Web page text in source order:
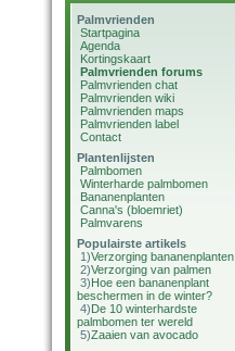
Palmvrienden
Startpagina
Agenda
Kortingskaart
Palmvrienden forums
Palmvrienden chat
Palmvrienden wiki
Palmvrienden maps
Palmvrienden label
Contact
Plantenlijsten
Palmbomen
Winterharde palmbomen
Bananenplanten
Canna's (bloemriet)
Palmvarens
Populairste artikels
1)Verzorging bananenplanten
2)Verzorging van palmen
3)Hoe een bananenplant
beschermen in de winter?
4)De 10 winterhardste
palmbomen ter wereld
5)Zaaien van avocado